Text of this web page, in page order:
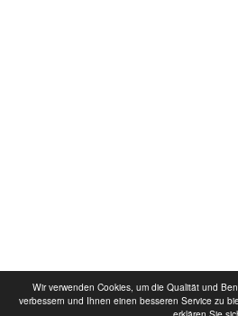
Wir verwenden Cookies, um die Qualität und
verbessern und Ihnen einen besseren Service zu